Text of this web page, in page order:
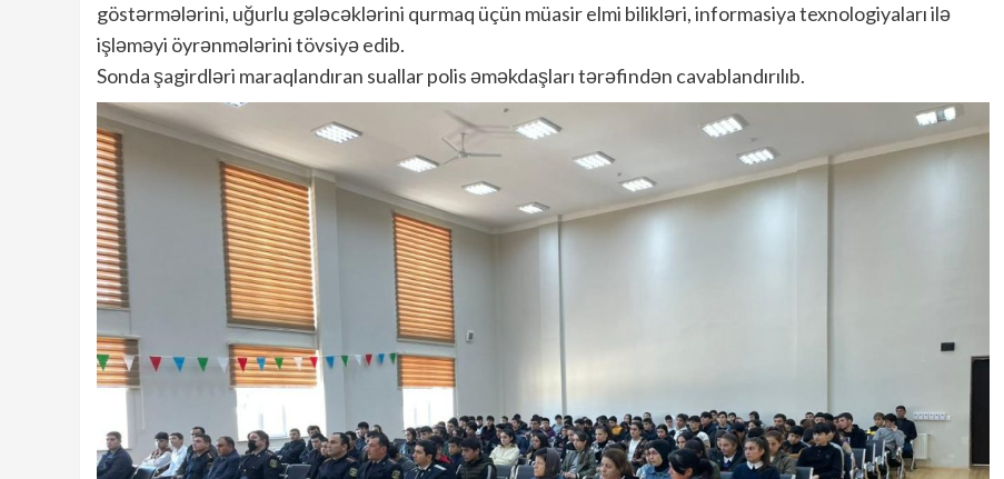
göstərmələrini, uğurlu gələcəklərini qurmaq üçün müasir elmi bilikləri, informasiya texnologiyaları ilə
işləməyi öyrənmələrini tövsiyə edib.
Sonda şagirdləri maraqlandıran suallar polis əməkdaşları tərəfindən cavablandırılıb.